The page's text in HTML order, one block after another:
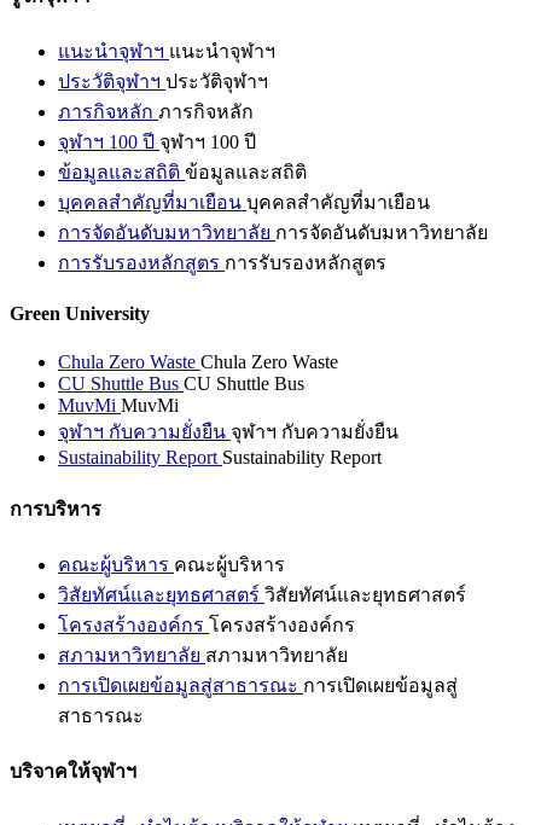
แนะนำจุฬาฯ แนะนำจุฬาฯ
ประวัติจุฬาฯ ประวัติจุฬาฯ
ภารกิจหลัก ภารกิจหลัก
จุฬาฯ 100 ปี จุฬาฯ 100 ปี
ข้อมูลและสถิติ ข้อมูลและสถิติ
บุคคลสำคัญที่มาเยือน บุคคลสำคัญที่มาเยือน
การจัดอันดับมหาวิทยาลัย การจัดอันดับมหาวิทยาลัย
การรับรองหลักสูตร การรับรองหลักสูตร
Green University
Chula Zero Waste Chula Zero Waste
CU Shuttle Bus CU Shuttle Bus
MuvMi MuvMi
จุฬาฯ กับความยั่งยืน จุฬาฯ กับความยั่งยืน
Sustainability Report Sustainability Report
การบริหาร
คณะผู้บริหาร คณะผู้บริหาร
วิสัยทัศน์และยุทธศาสตร์ วิสัยทัศน์และยุทธศาสตร์
โครงสร้างองค์กร โครงสร้างองค์กร
สภามหาวิทยาลัย สภามหาวิทยาลัย
การเปิดเผยข้อมูลสู่สาธารณะ การเปิดเผยข้อมูลสู่
สาธารณะ
บริจาคให้จุฬาฯ